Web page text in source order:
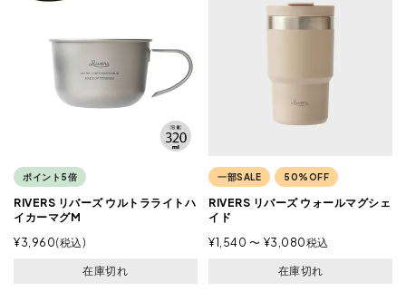
ポイント5倍
RIVERS リバーズ ウルトラライトハ
イカーマグM
¥3,960 税込
在庫切れ
一部SALE 50%OFF
RIVERS リバーズ ウォールマグシェ
イド
¥1,540 〜 ¥3,080税込
在庫切れ